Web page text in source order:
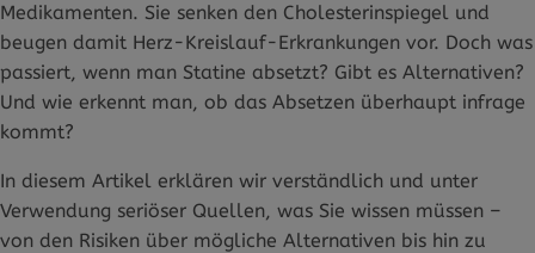
Medikamenten. Sie senken den Cholesterinspiegel und
beugen damit Herz-Kreislauf-Erkrankungen vor. Doch was
passiert, wenn man Statine absetzt? Gibt es Alternativen?
Und wie erkennt man, ob das Absetzen überhaupt infrage
kommt?
In diesem Artikel erklären wir verständlich und unter
Verwendung seriöser Quellen, was Sie wissen müssen –
von den Risiken über mögliche Alternativen bis hin zu